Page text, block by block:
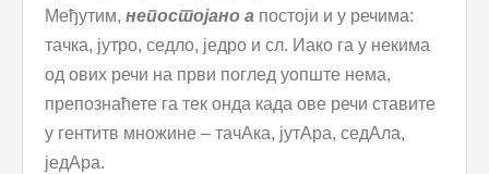
Међутим, непостојано а постоји и у речима:
тачка, јутро, седло, једро и сл. Иако га у некима
од ових речи на први поглед уопште нема,
препознаћете га тек онда када ове речи ставите
у гентитв множине – тачАка, јутАра, седАла,
једАра.